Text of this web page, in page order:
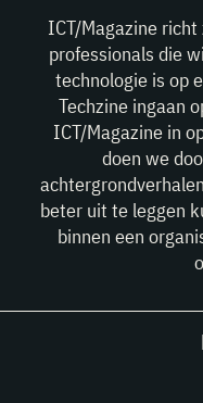
ICT/Magazine
professionals die
technologie is op
Techzine ingaan
ICT/Magazine in
doen we
beter uit te leggen
binnen een